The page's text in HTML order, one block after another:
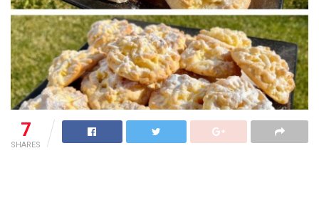
7
SHARES